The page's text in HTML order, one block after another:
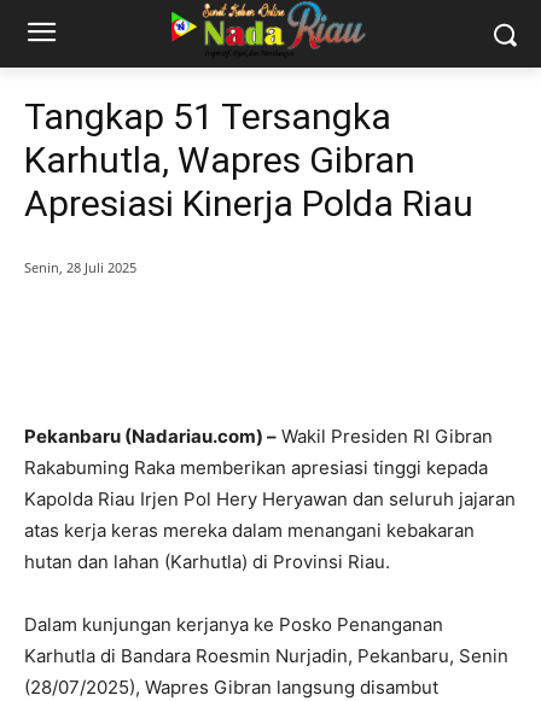
Tangkap 51 Tersangka
Karhutla, Wapres Gibran
Apresiasi Kinerja Polda Riau
Senin, 28 Juli 2025
Pekanbaru (Nadariau.com) – Wakil Presiden RI Gibran
Rakabuming Raka memberikan apresiasi tinggi kepada
Kapolda Riau Irjen Pol Hery Heryawan dan seluruh jajaran
atas kerja keras mereka dalam menangani kebakaran
hutan dan lahan (Karhutla) di Provinsi Riau.
Dalam kunjungan kerjanya ke Posko Penanganan
Karhutla di Bandara Roesmin Nurjadin, Pekanbaru, Senin
(28/07/2025), Wapres Gibran langsung disambut